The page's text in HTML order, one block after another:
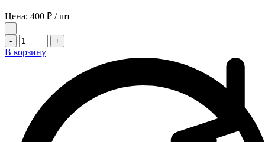
Цена: 400 ₽ / шт
-
-
+
В корзину